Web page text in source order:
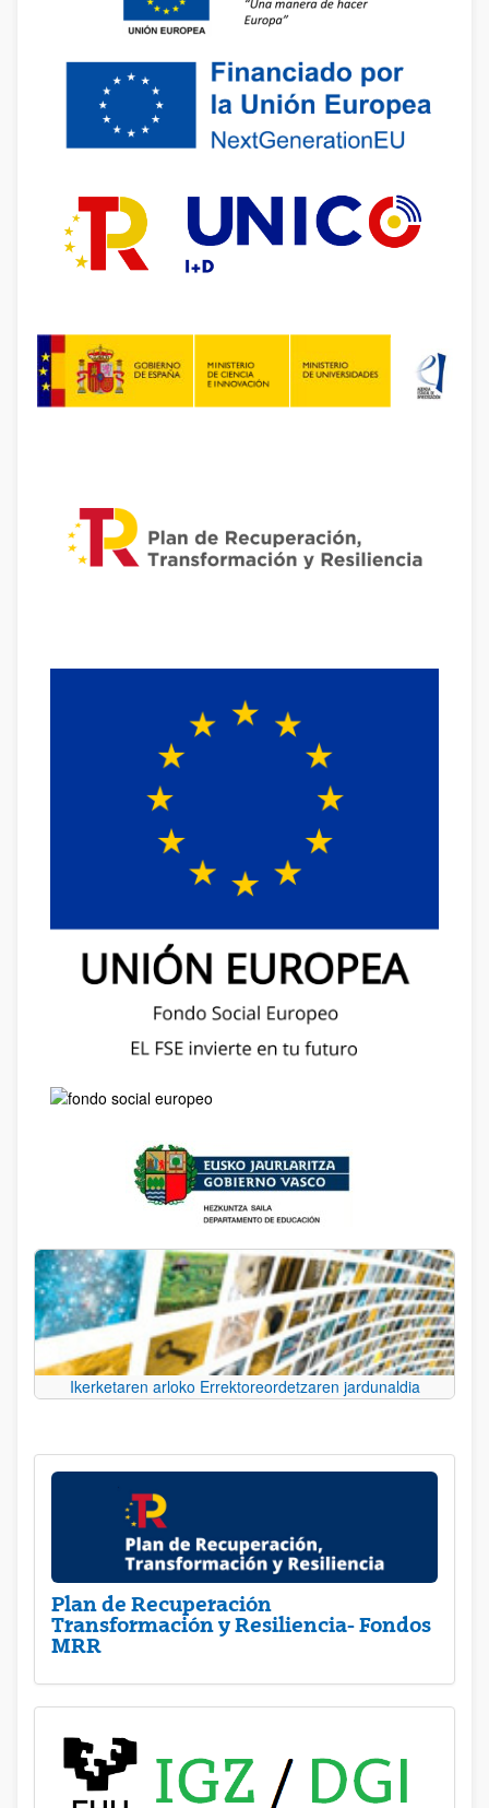
Ikerketaren arloko Errektoreordetzaren jardunaldia
Plan de Recuperación
Transformación y Resiliencia- Fondos
MRR